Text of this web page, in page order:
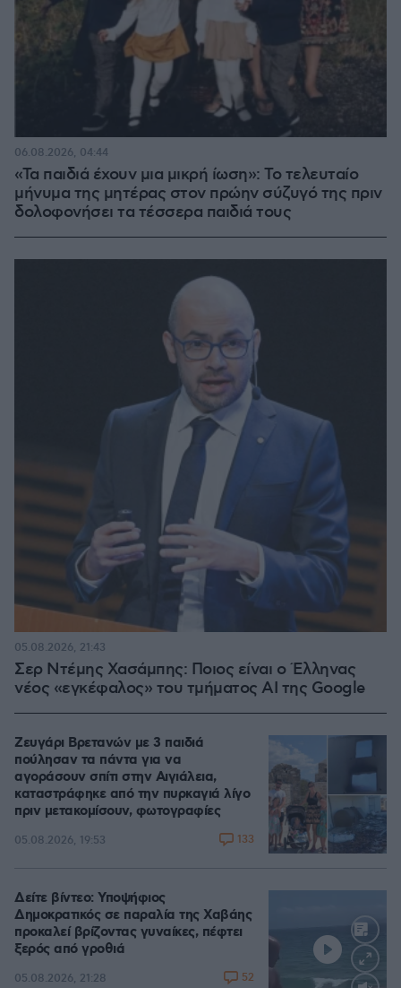
«Τα παιδιά έχουν μια μικρή ίωση»: Το τελευταίο
μήνυμα της μητέρας στον πρώην σύζυγό της πριν
δολοφονήσει τα τέσσερα παιδιά τους
06.08.2026, 04:44
Σερ Ντέμης Χασάμπης: Ποιος είναι ο Έλληνας
νέος «εγκέφαλος» του τμήματος AI της Google
05.08.2026, 21:43
Ζευγάρι Βρετανών με 3 παιδιά
πούλησαν τα πάντα για να
αγοράσουν σπίτι στην Αιγιάλεια,
καταστράφηκε από την πυρκαγιά λίγο
πριν μετακομίσουν, φωτογραφίες
05.08.2026, 19:53 133
Δείτε βίντεο: Υποψήφιος
Δημοκρατικός σε παραλία της Χαβάης
προκαλεί βρίζοντας γυναίκες, πέφτει
ξερός από γροθιά
05.08.2026, 21:28 52